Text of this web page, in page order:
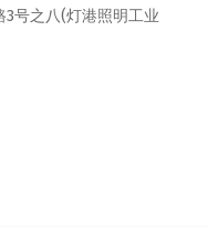
号之八(灯港照明工业